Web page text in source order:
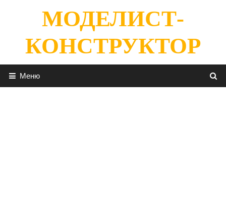
содержимомуМОДЕЛИСТ-
КОНСТРУКТОР
Меню